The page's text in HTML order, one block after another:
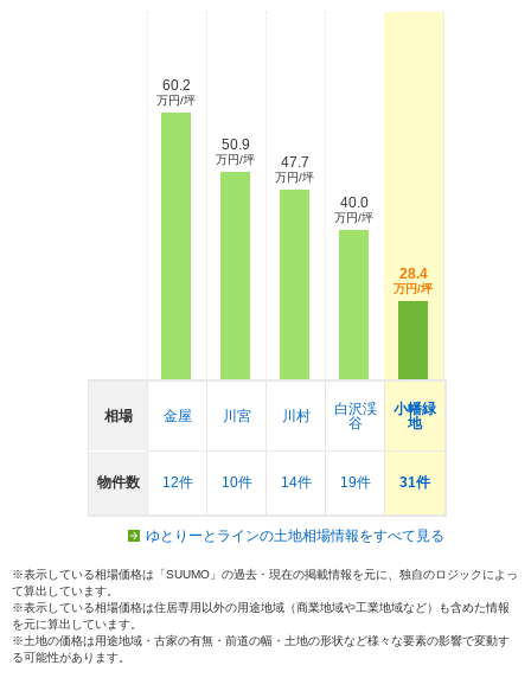
相場
物件数
60.2
万円/坪
金屋
12件
50.9
万円/坪
川宮
10件
47.7
万円/坪
川村
14件
40.0
万円/坪
白沢渓
谷
19件
28.4
万円/坪
小幡緑
地
31件
ゆとりーとラインの土地相場情報をすべて見る
※表示している相場価格は「SUUMO」の過去・現在の掲載情報を元に、独自のロジックによっ
て算出しています。
※表示している相場価格は住居専用以外の用途地域（商業地域や工業地域など）も含めた情報
を元に算出しています。
※土地の価格は用途地域・古家の有無・前道の幅・土地の形状など様々な要素の影響で変動す
る可能性があります。